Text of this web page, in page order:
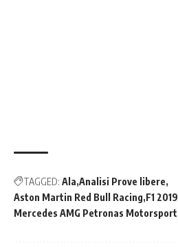
TAGGED: Ala Analisi Prove libere
Aston Martin Red Bull Racing F1 2019
Mercedes AMG Petronas Motorsport